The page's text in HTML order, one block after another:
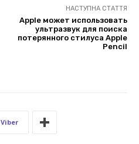
НАСТУПНА СТАТТЯ
Apple может использовать
ультразвук для поиска
потерянного стилуса Apple
Pencil
Viber